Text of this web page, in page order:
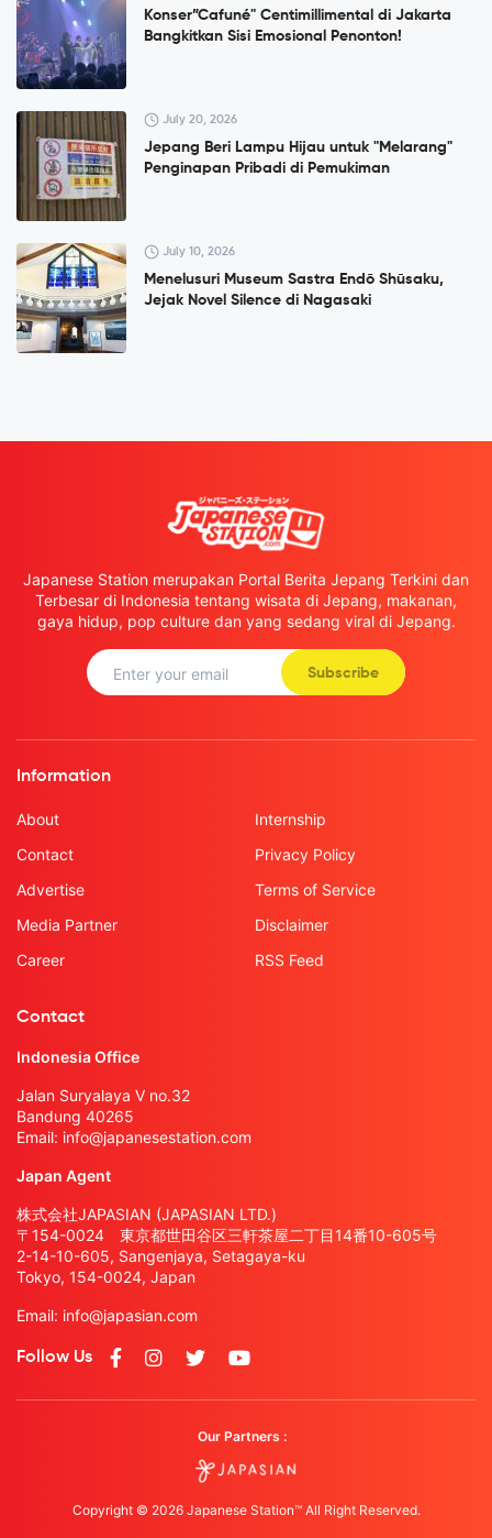
Konser”Cafuné" Centimillimental di Jakarta
Bangkitkan Sisi Emosional Penonton!
July 20, 2026
Jepang Beri Lampu Hijau untuk "Melarang"
Penginapan Pribadi di Pemukiman
July 10, 2026
Menelusuri Museum Sastra Endō Shūsaku,
Jejak Novel Silence di Nagasaki
Japanese Station merupakan Portal Berita Jepang Terkini dan
Terbesar di Indonesia tentang wisata di Jepang, makanan,
gaya hidup, pop culture dan yang sedang viral di Jepang.
Subscribe
Information
About
Contact
Advertise
Media Partner
Career
Internship
Privacy Policy
Terms of Service
Disclaimer
RSS Feed
Contact
Indonesia Office
Jalan Suryalaya V no.32
Bandung 40265
Email: info@japanesestation.com
Japan Agent
株式会社JAPASIAN (JAPASIAN LTD.)
〒154-0024 東京都世田谷区三軒茶屋二丁目14番10-605号
2-14-10-605, Sangenjaya, Setagaya-ku
Tokyo, 154-0024, Japan
Email: info@japasian.com
Follow Us
Our Partners :
Copyright © 2026 Japanese Station™ All Right Reserved.